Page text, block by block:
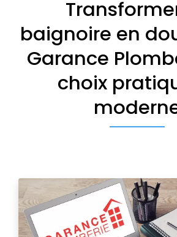
baignoire en
Garance
choix